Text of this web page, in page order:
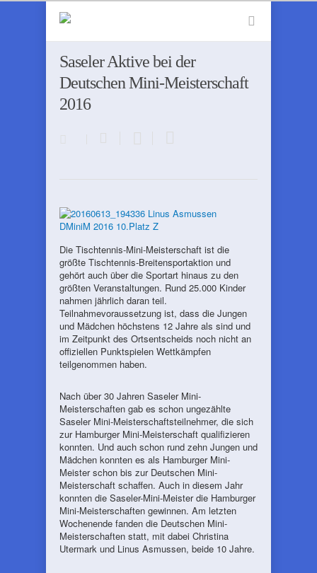
Saseler Aktive bei der
Deutschen Mini-Meisterschaft
2016
Die Tischtennis-Mini-Meisterschaft ist die
größte Tischtennis-Breitensportaktion und
gehört auch über die Sportart hinaus zu den
größten Veranstaltungen. Rund 25.000 Kinder
nahmen jährlich daran teil.
Teilnahmevoraussetzung ist, dass die Jungen
und Mädchen höchstens 12 Jahre als sind und
im Zeitpunkt des Ortsentscheids noch nicht an
offiziellen Punktspielen Wettkämpfen
teilgenommen haben.
Nach über 30 Jahren Saseler Mini-
Meisterschaften gab es schon ungezählte
Saseler Mini-Meisterschaftsteilnehmer, die sich
zur Hamburger Mini-Meisterschaft qualifizieren
konnten. Und auch schon rund zehn Jungen und
Mädchen konnten es als Hamburger Mini-
Meister schon bis zur Deutschen Mini-
Meisterschaft schaffen. Auch in diesem Jahr
konnten die Saseler-Mini-Meister die Hamburger
Mini-Meisterschaften gewinnen. Am letzten
Wochenende fanden die Deutschen Mini-
Meisterschaften statt, mit dabei Christina
Utermark und Linus Asmussen, beide 10 Jahre.